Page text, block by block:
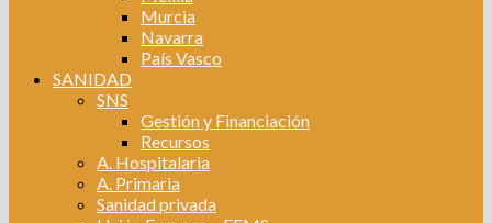
Murcia
Navarra
País Vasco
SANIDAD
SNS
Gestión y Financiación
Recursos
A. Hospitalaria
A. Primaria
Sanidad privada